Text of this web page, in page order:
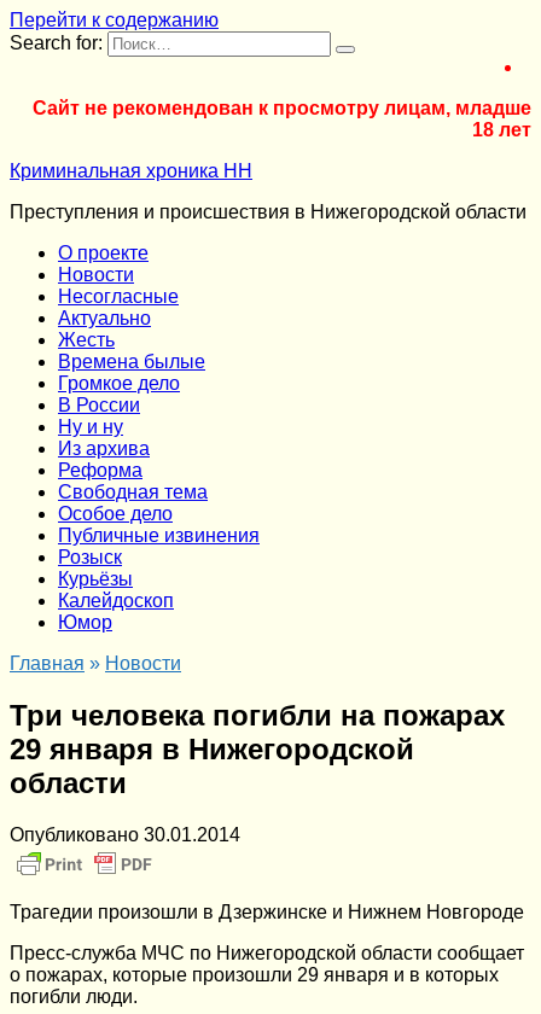
Перейти к содержанию
Search for:
Сайт не рекомендован к просмотру лицам, младше
18 лет
Криминальная хроника НН
Преступления и происшествия в Нижегородской области
О проекте
Новости
Несогласные
Актуально
Жесть
Времена былые
Громкое дело
В России
Ну и ну
Из архива
Реформа
Cвободная тема
Особое дело
Публичные извинения
Розыск
Курьёзы
Калейдоскоп
Юмор
Главная » Новости
Три человека погибли на пожарах
29 января в Нижегородской
области
Опубликовано 30.01.2014
Трагедии произошли в Дзержинске и Нижнем Новгороде
Пресс-служба МЧС по Нижегородской области сообщает
о пожарах, которые произошли 29 января и в которых
погибли люди.